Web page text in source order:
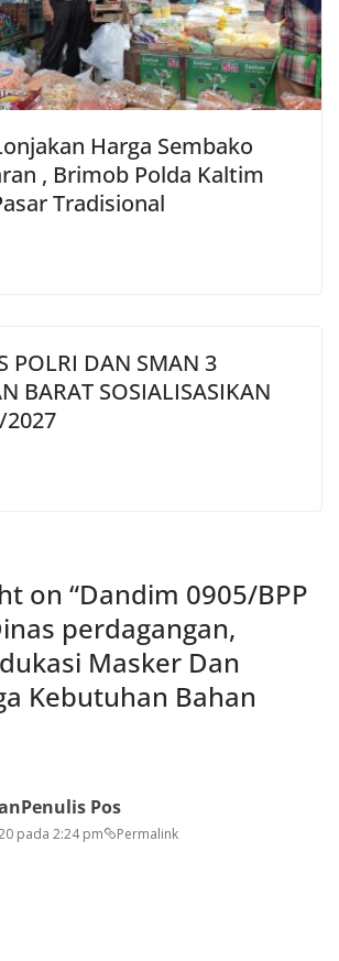
Harga Sembako
, Brimob Polda Kaltim
Tradisional
POLRI DAN SMAN 3
BARAT SOSIALISASIKAN
2027
on “Dandim 0905/BPP
perdagangan,
Masker Dan
Kebutuhan Bahan
Penulis Pos
pada 2:24 pm Permalink